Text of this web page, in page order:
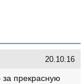
20.10.16
за прекрасную